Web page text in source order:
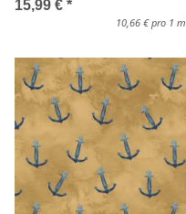
15,99 € *
10,66 € pro 1 m